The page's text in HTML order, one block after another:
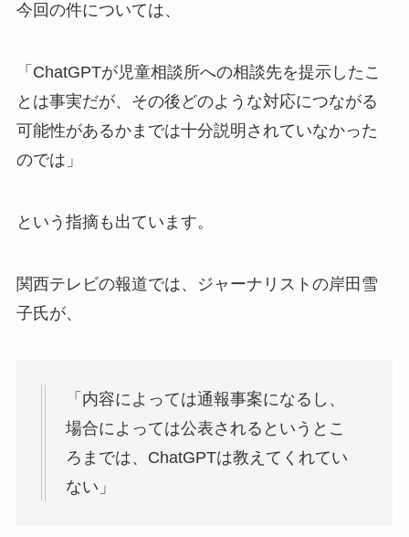
今回の件については、
「ChatGPTが児童相談所への相談先を提示したこ
とは事実だが、その後どのような対応につながる
可能性があるかまでは十分説明されていなかった
のでは」
という指摘も出ています。
関西テレビの報道では、ジャーナリストの岸田雪
子氏が、
「内容によっては通報事案になるし、
場合によっては公表されるというとこ
ろまでは、ChatGPTは教えてくれてい
ない」